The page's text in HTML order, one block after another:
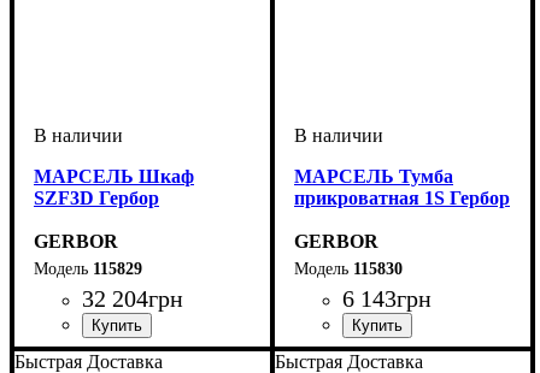
МАРСЕЛЬ Шкаф
SZF3D Гербор
GERBOR
115829
32 204грн
ширина, мм: 166,5
высота, мм: 220,5
глубина, мм: 60
МАРСЕЛЬ Тумба
прикроватная 1S Гербор
GERBOR
115830
6 143грн
ширина, мм: 55
высота, мм: 50
глубина, мм: 40
Быстрая Доставка Быстрая Доставка